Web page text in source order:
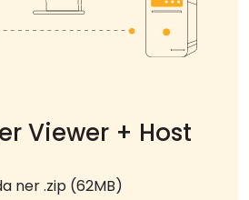
Viewer + Host
ner .zip (62MB)